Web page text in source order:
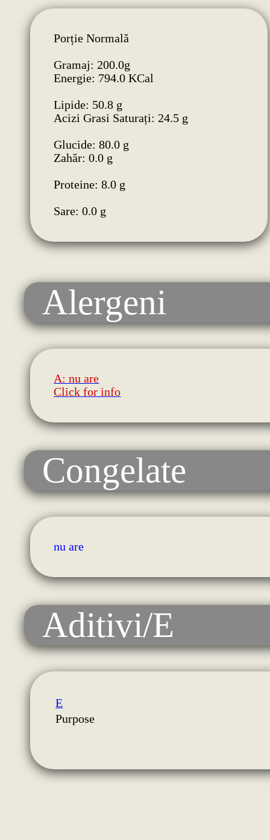
Porție Normală
Gramaj: 200.0g
Energie: 794.0 KCal
Lipide: 50.8 g
Acizi Grasi Saturați: 24.5 g
Glucide: 80.0 g
Zahăr: 0.0 g
Proteine: 8.0 g
Sare: 0.0 g
Alergeni
A: nu are
Click for info
Congelate
nu are
Aditivi/E
E
Purpose